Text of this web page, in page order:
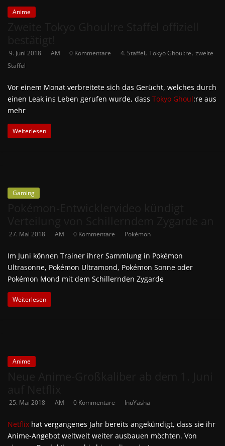
Anime
9. Juni 2018 AM 0 Kommentare 4. Staffel, Tokyo Ghoul:re, zweite
Staffel
Vor einem Monat verbreitete sich das Gerücht, welches durch
einen Leak ins Leben gerufen wurde, dass Tokyo Ghoul:re aus
mehr
Weiterlesen
Gaming
27. Mai 2018 AM 0 Kommentare Pokémon
Im Juni können Trainer ihrer Sammlung in Pokémon
Ultrasonne, Pokémon Ultramond, Pokémon Sonne oder
Pokémon Mond mit dem Schillernden Zygarde
Weiterlesen
Anime
25. Mai 2018 AM 0 Kommentare InuYasha
Netflix hat vergangenes Jahr bereits angekündigt, dass sie ihr
Anime-Angebot weltweit weiter ausbauen möchten. Von